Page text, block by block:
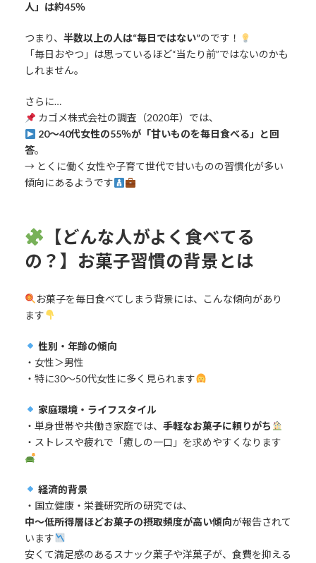
人」は約45％
つまり、 半数以上の人は“毎日ではない”のです！
「毎日おやつ」は思っているほど“当たり前”ではないのかも
しれません。
さらに…
カゴメ株式会社の調査（2020年）では、
20〜40代女性の55％が「甘いものを毎日食べる」と回
答。
→ とくに働く女性や子育て世代で甘いものの習慣化が多い
傾向にあるようです
【どんな人がよく食べてる
の？】お菓子習慣の背景とは
お菓子を毎日食べてしまう背景には、こんな傾向があり
ます
性別・年齢の傾向
・女性＞男性
・特に30〜50代女性に多く見られます
家庭環境・ライフスタイル
・単身世帯や共働き家庭では、 手軽なお菓子に頼りがち
・ストレスや疲れで「癒しの一口」を求めやすくなります
経済的背景
・国立健康・栄養研究所の研究では、
中〜低所得層ほどお菓子の摂取頻度が高い傾向が報告されて
います
安くて満足感のあるスナック菓子や洋菓子が、食費を抑える